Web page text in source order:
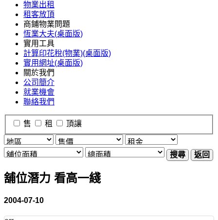
物業出租
租客放頂
商鋪物業問題
恆業大夫(桌面版)
實用工具
計算印花稅(物業)(桌面版)
實用網址(桌面版)
關於我們
公司簡介
就業機會
聯絡我們
售 租 頂讓
搜尋 返回
舖位潛力 看高一綫
2004-07-10